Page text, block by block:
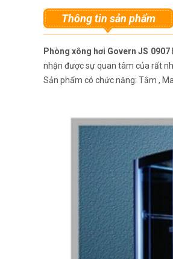
Thông tin sản phẩm
Phòng xông hơi Govern JS 0907
nhận được sự quan tâm của rất
Sản phẩm có chức năng: Tắm ,